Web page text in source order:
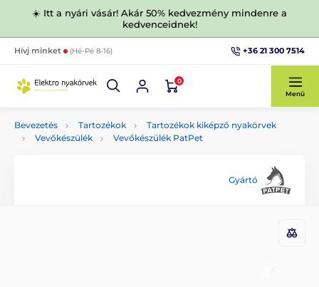
☀️ Itt a nyári vásár! Akár 50% kedvezmény mindenre a
kedvenceidnek!
Hívj minket (Hé-Pé 8-16) +36 21 300 7514
0
Menü
Bevezetés Tartozékok
Tartozékok kiképző nyakörvek
Vevőkészülék
Vevőkészülék PatPet
Gyártó